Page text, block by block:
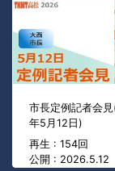
市長定例記者会
年5月12日)
再生 : 154回
公開 : 2026.5.12